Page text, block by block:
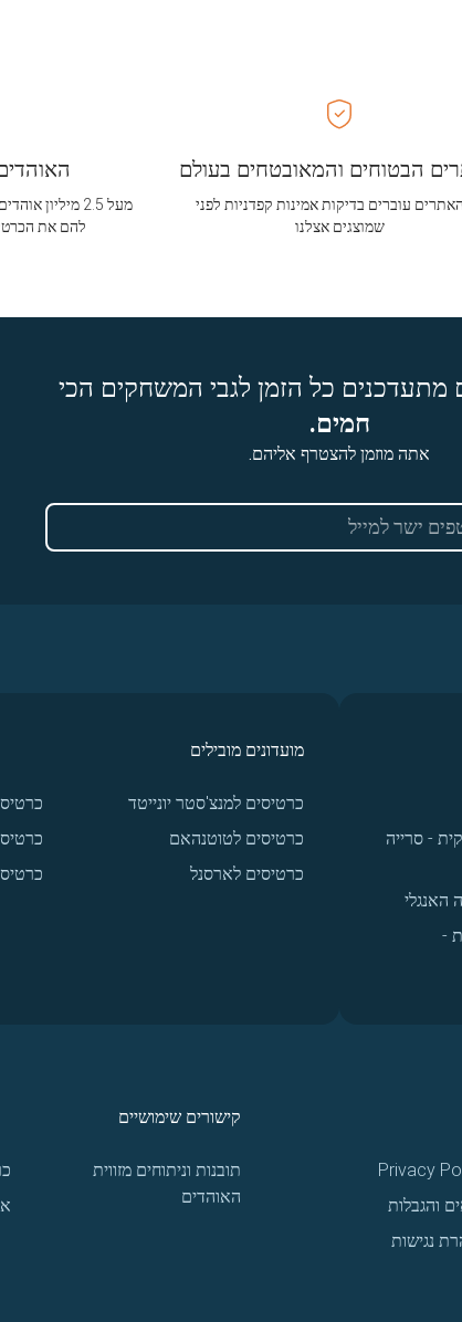
הבטוחים והמאובטחים בעולם
עוברים בדיקות אמינות קפדניות לפני
שמוצגים אצלנו
מעל 2.5
להם את
מתעדכנים כל הזמן לגבי המשחקים הכי
חמים.
אתה מוזמן להצטרף אליהם.
- סרייה
האנגלי
-
מועדונים מובילים
כרטיסים למנצ'סטר יונייטד
כרטיסים לטוטנהאם
כרטיסים לארסנל
Privacy
והגבלות
נגישות
קישורים שימושיים
תובנות וניתוחים מזווית
האוהדים